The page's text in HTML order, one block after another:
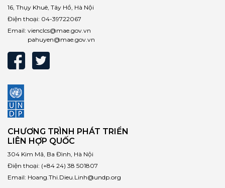
16, Thụy Khuê, Tây Hồ, Hà Nội
Điện thoại: 04-39722067
Email: vienclcs@mae.gov.vn
pahuyen@mae.gov.vn
CHƯƠNG TRÌNH PHÁT TRIỂN
LIÊN HỢP QUỐC
304 Kim Mã, Ba Đình, Hà Nội
Điện thoại: (+84 24) 38 501807
Email: Hoang.Thi.Dieu.Linh@undp.org